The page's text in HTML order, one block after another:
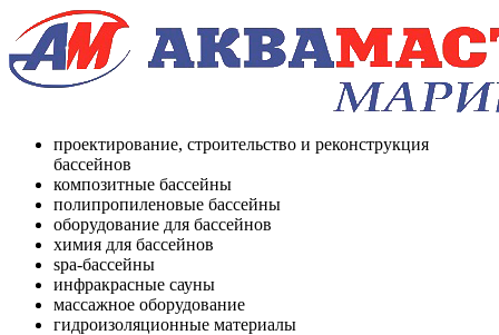
проектирование, строительство и реконструкция
бассейнов
композитные бассейны
полипропиленовые бассейны
оборудование для бассейнов
химия для бассейнов
spa-бассейны
инфракрасные сауны
массажное оборудование
гидроизоляционные материалы